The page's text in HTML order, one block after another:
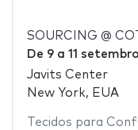
SOURCING @
De 9a 11
Javits Center
New York, EUA
Tecidos para